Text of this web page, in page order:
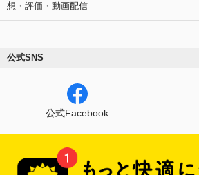
想・評価・動画配信
公式SNS
公式Facebook